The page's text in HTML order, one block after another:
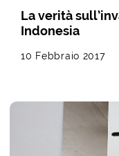
La verità
Indonesia
10 Febbraio 2017